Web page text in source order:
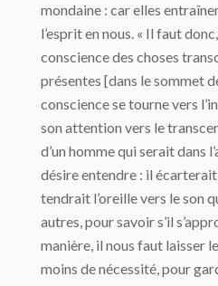
mondaine : car elles
l’esprit en nous. « Il faut
conscience des choses
présentes [dans le sommet
conscience se tourne vers
son attention vers le
d’un homme qui serait dans
désire entendre : il
tendrait l’oreille vers le son
autres, pour savoir s’il
manière, il nous faut laisser
moins de nécessité, pour